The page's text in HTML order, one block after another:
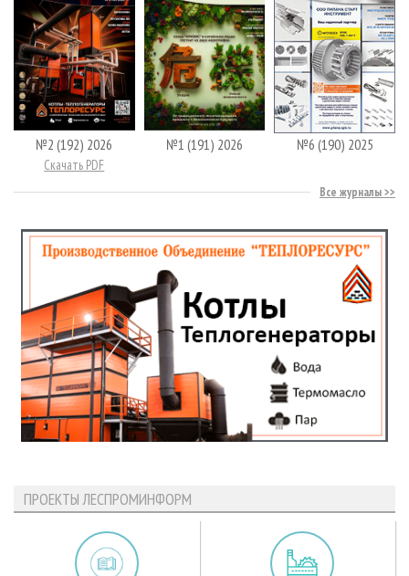
№2 (192) 2026
Скачать PDF
№1 (191) 2026 №6 (190) 2025
Все журналы
ПРОЕКТЫ ЛЕСПРОМИНФОРМ